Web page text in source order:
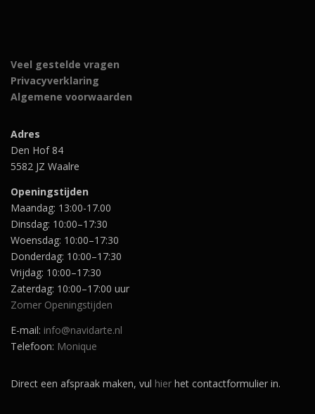
Veel gestelde vragen
Privacyverklaring
Algemene voorwaarden
Adres
Den Hof 84
5582 JZ Waalre
Openingstijden
Maandag: 13:00-17.00
Dinsdag: 10:00–17:30
Woensdag: 10:00–17:30
Donderdag: 10:00–17:30
Vrijdag: 10:00–17:30
Zaterdag: 10:00–17:00 uur
Zomer Openingstijden
E-mail: info@navidarte.nl
Telefoon: Monique
Direct een afspraak maken, vul hier het contactformulier in.